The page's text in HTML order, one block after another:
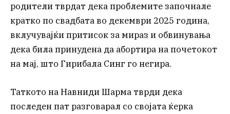
родители тврдат дека проблемите започнале
кратко по свадбата во декември 2025 година,
вклучувајќи притисок за мираз и обвинувања
дека била принудена да абортира на почетокот
на мај, што Гирибала Синг го негира.
Таткото на Навниди Шарма тврди дека
последен пат разговарал со својата ќерка